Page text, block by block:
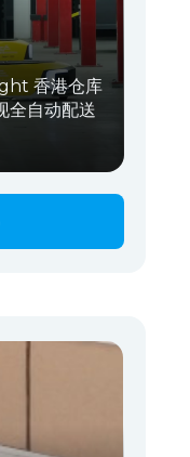
香港仓库
全自动配送